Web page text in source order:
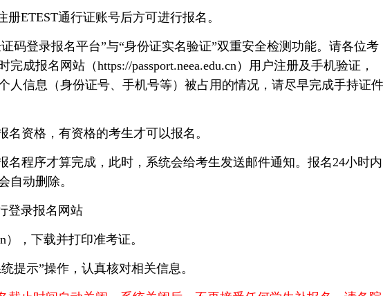
册ETEST通行证账号后方可进行报名。
码登录报名平台”与“身份证实名验证”双重安全检测功能。请各位考
完成报名网站（https://passport.neea.edu.cn）用户注册及手机验证，
人信息（身份证号、手机号等）被占用的情况，请尽早完成手持证件
名资格，有资格的考生才可以报名。
名程序才算完成，此时，系统会给考生发送邮件通知。报名24小时内
自动删除。
登录报名网站
） ，下载并打印准考证。
提示”操作，认真核对相关信息。